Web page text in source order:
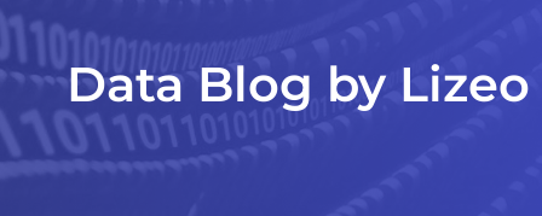
Data Blog by Lizeo